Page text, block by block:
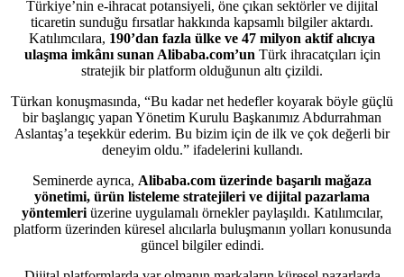
Türkiye’nin e-ihracat potansiyeli, öne çıkan sektörler ve dijital
ticaretin sunduğu fırsatlar hakkında kapsamlı bilgiler aktardı.
Katılımcılara, 190’dan fazla ülke ve 47 milyon aktif alıcıya
ulaşma imkânı sunan Alibaba.com’un Türk ihracatçıları için
stratejik bir platform olduğunun altı çizildi.
Türkan konuşmasında, “Bu kadar net hedefler koyarak böyle güçlü
bir başlangıç yapan Yönetim Kurulu Başkanımız Abdurrahman
Aslantaş’a teşekkür ederim. Bu bizim için de ilk ve çok değerli bir
deneyim oldu.” ifadelerini kullandı.
Seminerde ayrıca, Alibaba.com üzerinde başarılı mağaza
yönetimi, ürün listeleme stratejileri ve dijital pazarlama
yöntemleriüzerine uygulamalı örnekler paylaşıldı. Katılımcılar,
platform üzerinden küresel alıcılarla buluşmanın yolları konusunda
güncel bilgiler edindi.